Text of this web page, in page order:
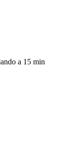
a 15 min